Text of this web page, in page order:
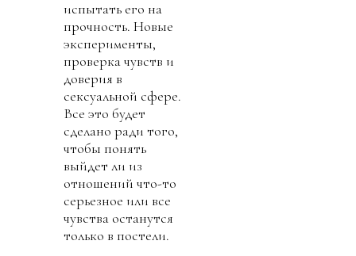
испытать его на
прочность. Новые
эксперименты,
проверка чувств и
доверия в
сексуальной сфере.
Все это будет
сделано ради того,
чтобы понять
выйдет ли из
отношений что-то
серьезное или все
чувства останутся
только в постели.